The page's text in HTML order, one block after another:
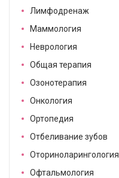
Лимфодренаж
Маммология
Неврология
Общая терапия
Озонотерапия
Онкология
Ортопедия
Отбеливание зубов
Оториноларингология
Офтальмология